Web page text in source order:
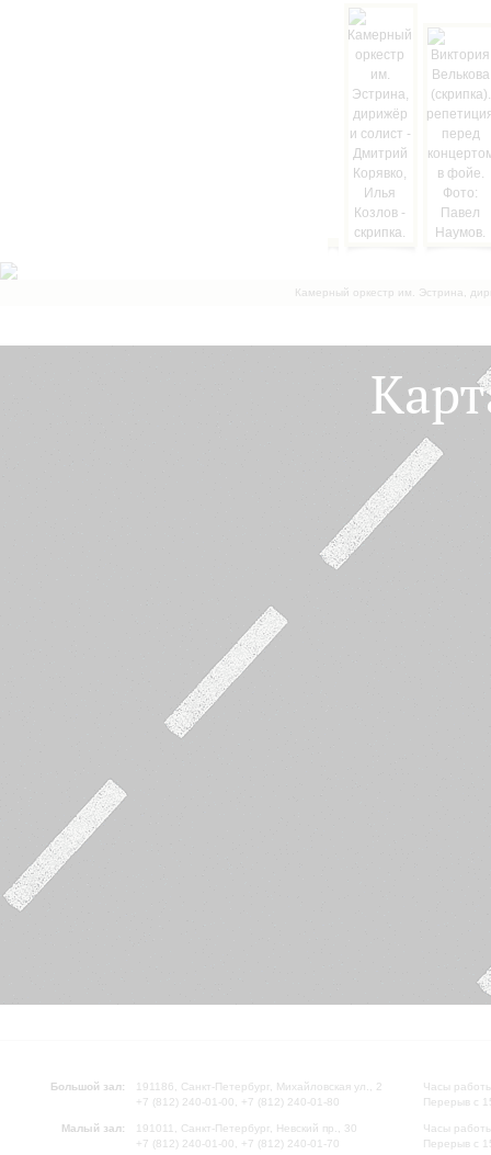
Камерный оркестр им. Эстрина,
Большой зал:
191186, Санкт-Петербург, Михайловская ул., 2
+7 (812) 240-01-00, +7 (812) 240-01-80
Малый зал:
191011, Санкт-Петербург, Невский пр., 30
+7 (812) 240-01-00, +7 (812) 240-01-70
Часы
Перерыв с
Часы
Перерыв с